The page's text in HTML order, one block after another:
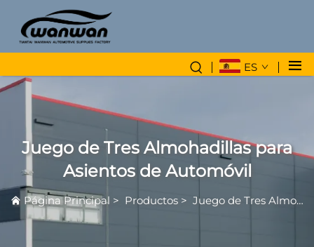
ES
Juego de Tres Almohadillas para
Asientos de Automóvil
Página Principal > Productos > Juego de Tres Almohadillas para Asientos de Automóvil